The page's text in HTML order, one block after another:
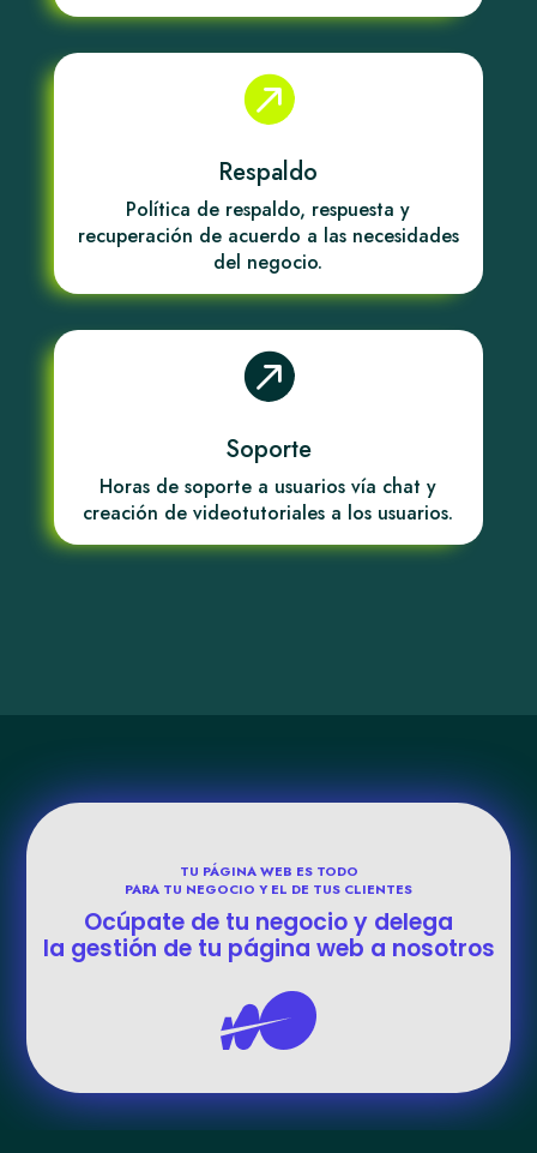

Respaldo
Política de respaldo, respuesta y
recuperación de acuerdo a las necesidades
del negocio.

Soporte
Horas de soporte a usuarios vía chat y
creación de videotutoriales a los usuarios.
TU PÁGINA WEB ES TODO
PARA TU NEGOCIO Y EL DE TUS CLIENTES
Ocúpate de tu negocio y delega
la gestión de tu página web a nosotros